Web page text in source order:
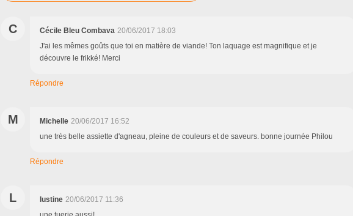
C Cécile Bleu Combava 20/06/2017 18:03
J'ai les mêmes goûts que toi en matière de viande! Ton laquage est magnifique et je
découvre le frikké! Merci
Répondre
M Michelle 20/06/2017 16:52
une très belle assiette d'agneau, pleine de couleurs et de saveurs. bonne journée Philou
Répondre
L lustine 20/06/2017 11:36